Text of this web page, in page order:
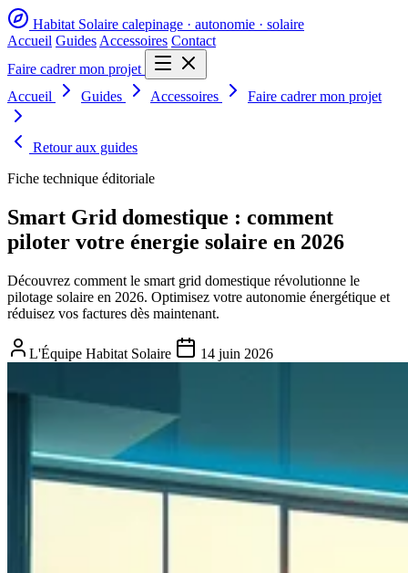
Habitat Solaire calepinage · autonomie · solaire
Accueil Guides Accessoires Contact
Faire cadrer mon projet
Accueil
Guides Accessoires Faire cadrer mon projet
Retour aux guides
Fiche technique éditoriale
Smart Grid domestique : comment
piloter votre énergie solaire en 2026
Découvrez comment le smart grid domestique révolutionne le
pilotage solaire en 2026. Optimisez votre autonomie énergétique et
réduisez vos factures dès maintenant.
L'Équipe Habitat Solaire 14 juin 2026